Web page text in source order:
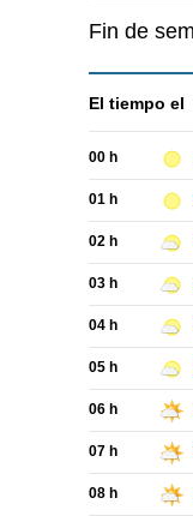
Fin de
El tiempo el
00 h
01 h
02 h
03 h
04 h
05 h
06 h
07 h
08 h